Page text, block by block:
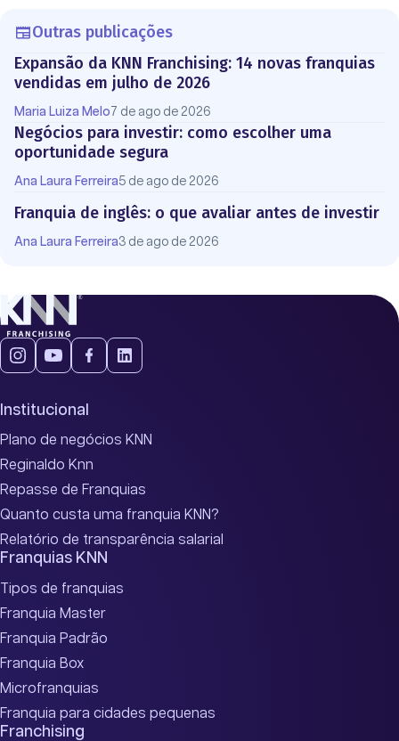
Outras publicações
Expansão da KNN Franchising: 14 novas franquias
vendidas em julho de 2026
Maria Luiza Melo 7 de ago de 2026
Negócios para investir: como escolher uma
oportunidade segura
Ana Laura Ferreira5 de ago de 2026
Franquia de inglês: o que avaliar antes de investir
Ana Laura Ferreira3 de ago de 2026
Institucional
Plano de negócios KNN
Reginaldo Knn
Repasse de Franquias
Quanto custa uma franquia KNN?
Relatório de transparência salarial
Franquias KNN
Tipos de franquias
Franquia Master
Franquia Padrão
Franquia Box
Microfranquias
Franquia para cidades pequenas
Franchising